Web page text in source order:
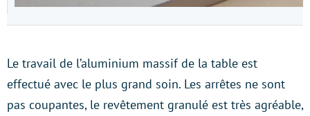
Le travail de l’aluminium massif de la table est
effectué avec le plus grand soin. Les arrêtes ne sont
pas coupantes, le revêtement granulé est très agréable,